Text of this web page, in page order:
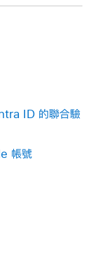
ID 的聯合驗
帳號